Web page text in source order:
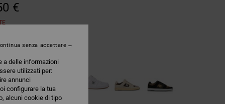
€
a delle informazioni
utilizzati per:
annunci
configurare la tua
alcuni cookie di tipo
senza accettare